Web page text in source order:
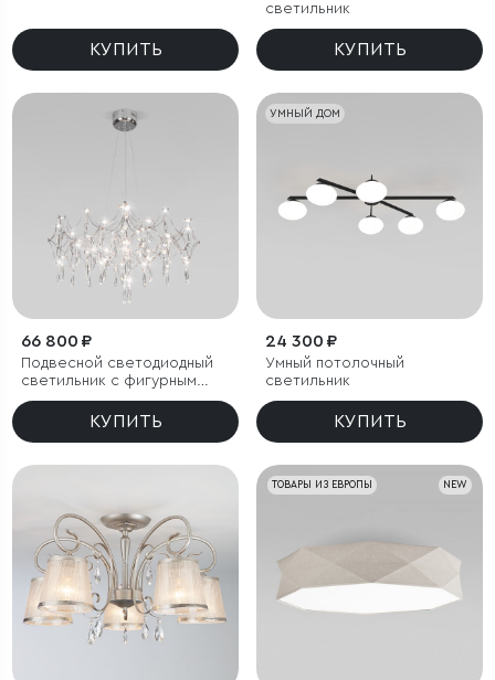
КУПИТЬ
светильник
КУПИТЬ
66 800 ₽
Подвесной светодиодный
светильник с фигурным
хрусталем
КУПИТЬ
УМНЫЙ ДОМ
24 300 ₽
Умный потолочный
светильник
КУПИТЬ
NEW
ТОВАРЫ ИЗ ЕВРОПЫ